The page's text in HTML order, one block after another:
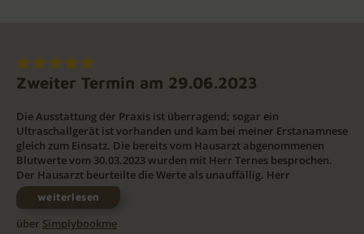
Zweiter Termin am 29.06.2023
Die Ausstattung der Praxis ist überragend; sogar ein
Ultraschallgerät ist vorhanden und kam bei meiner Erstanamnese
gleich zum Einsatz. Die bereits vom Hausarzt abgenommenen
Blutwerte vom 30.03.2023 wurden mit Herr Ternes besprochen.
Der Hausarzt beurteilte die Werte als unauffällig. Herr
weiterlesen
über Simplybookme